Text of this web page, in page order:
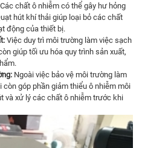
Các chất ô nhiễm có thể gây hư hỏng
hút khí thải giúp loại bỏ các chất
động của thiết bị.
Việc duy trì môi trường làm việc sạch
giúp tối ưu hóa quy trình sản xuất,
Ngoài việc bảo vệ môi trường làm
góp phần giảm thiểu ô nhiễm môi
và xử lý các chất ô nhiễm trước khi